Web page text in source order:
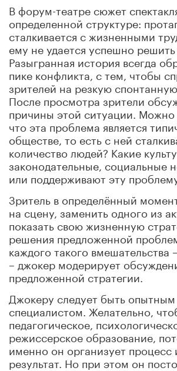
В форум-театре сюжет
определенной структуре:
сталкивается с жизненными
ему не удается успешно
Разыгранная история всегда
пике конфликта, с тем, чтобы
зрителей на резкую
После просмотра зрители
причины этой ситуации. Можно
что эта проблема является
обществе, то есть с ней
количество людей? Какие
законодательные, социальные
или поддерживают эту
Зритель в определённый
на сцену, заменить одного из
показать свою жизненную
решения предложенной
каждого такого вмешательства
– джокер модерирует
предложенной стратегии.
Джокеру следует быть опытным
специалистом. Желательно,
педагогическое,
режиссерское образование,
именно он организует процесс
результат. Но при этом он